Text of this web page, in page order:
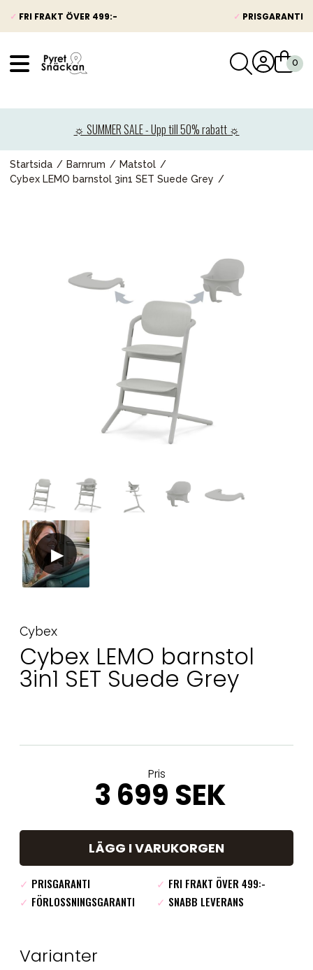
✓ FRI FRAKT ÖVER 499:- ✓ PRISGARANTI
☼ SUMMER SALE - Upp till 50% rabatt ☼
Startsida Barnrum
Matstol
Cybex LEMO barnstol 3in1 SET Suede Grey
Cybex
Cybex LEMO barnstol
3in1 SET Suede Grey
Pris
3 699 SEK
LÄGG I VARUKORGEN
✓ PRISGARANTI ✓ FRI FRAKT ÖVER 499:-
✓ FÖRLOSSNINGSGARANTI ✓ SNABB LEVERANS
Varianter
Barnvagnar
Bilbarnstolar
Möbler & bädd
Tillbehör
Reservdelar
Kampanjer
Presenttips
Våra favoriter
Varumärken
Sol och bad
Kontakta oss